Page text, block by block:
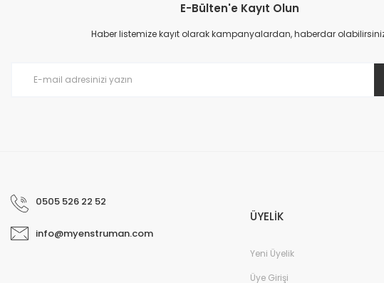
Ürün resmi kalitesiz, bozuk veya görüntülenemiyor.
Ürün açıklamasında eksik bilgiler bulunuyor.
E-Bülten'e Kayıt Olun
Haber listemize kayıt olarak kampanyalardan, haberdar
0505 526 22 52
info@myenstruman.com
ÜYELİK
Yeni Üyelik
Üye Girişi